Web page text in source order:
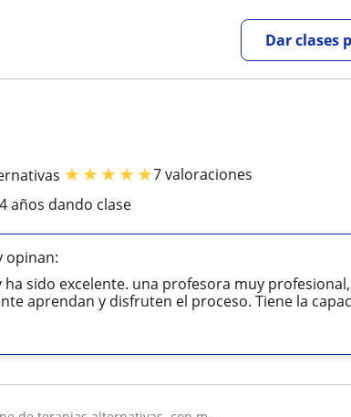
Dar clases
★★★★★7 valoraciones
4 años dando clase
opinan:
ha sido excelente. una profesora muy
aprendan y disfruten el proceso. Tiene la